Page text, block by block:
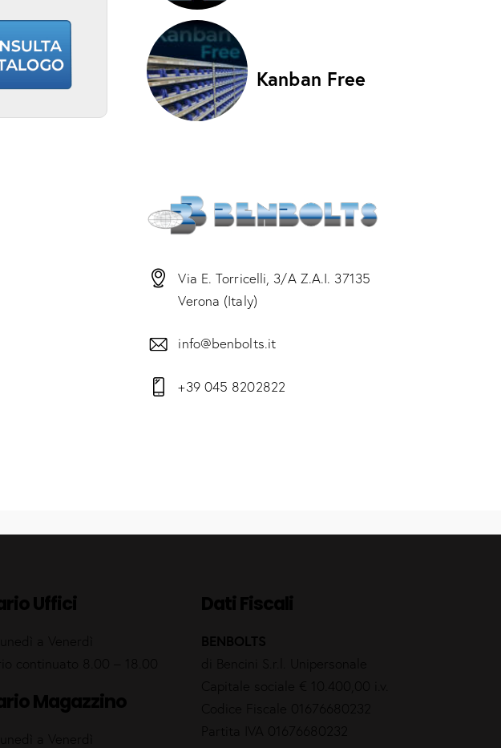
Kanban Free
Via E. Torricelli, 3/A Z.A.I. 37135
Verona (Italy)
info@benbolts.it
+39 045 8202822
Uffici
continuato 8.00 – 18.00
Magazzino
Dati Fiscali
BENBOLTS
Capitale sociale € 10.400,00 i.v.
Codice Fiscale 01676680232
Partita IVA 01676680232